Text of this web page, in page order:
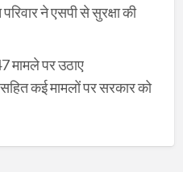
ने एसपी से सुरक्षा की
मामले पर उठाए
कई मामलों पर सरकार को